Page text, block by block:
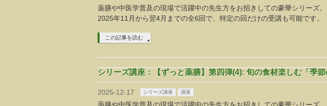
薬膳や中医学普及の現場で活躍中の先生方をお招きしての豪華シリーズ。
2025年11月から翌4月までの全6回で、特定の回だけの受講も可能です。
この記事を読む
シリーズ講座：【ずっと薬膳】第四弾(4): 旬の食材楽しむ「季節
2025-12-17 シリーズ講座 講座